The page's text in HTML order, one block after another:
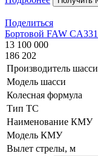
Поделиться
Бортовой FAW
13 100 000
186 202
Производитель шасси
Модель шасси
Колесная формула
Тип ТС
Наименование КМУ
Модель КМУ
Вылет стрелы, м